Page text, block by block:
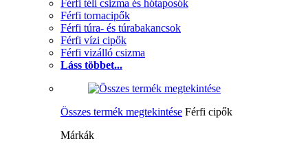
Férfi téli csizma és hótaposók
Férfi tornacipők
Férfi túra- és túrabakancsok
Férfi vízi cipők
Férfi vizálló csizma
Láss többet...
Összes termék megtekintése Férfi cipők
Márkák